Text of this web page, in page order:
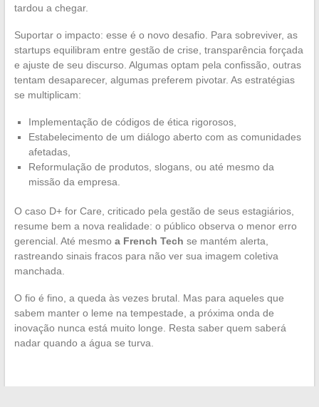
tardou a chegar.
Suportar o impacto: esse é o novo desafio. Para sobreviver, as
startups equilibram entre gestão de crise, transparência forçada
e ajuste de seu discurso. Algumas optam pela confissão, outras
tentam desaparecer, algumas preferem pivotar. As estratégias
se multiplicam:
Implementação de códigos de ética rigorosos,
Estabelecimento de um diálogo aberto com as comunidades
afetadas,
Reformulação de produtos, slogans, ou até mesmo da
missão da empresa.
O caso D+ for Care, criticado pela gestão de seus estagiários,
resume bem a nova realidade: o público observa o menor erro
gerencial. Até mesmo a French Tech se mantém alerta,
rastreando sinais fracos para não ver sua imagem coletiva
manchada.
O fio é fino, a queda às vezes brutal. Mas para aqueles que
sabem manter o leme na tempestade, a próxima onda de
inovação nunca está muito longe. Resta saber quem saberá
nadar quando a água se turva.